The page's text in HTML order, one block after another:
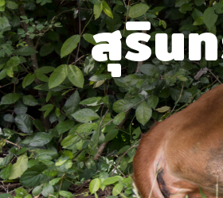
สุริน